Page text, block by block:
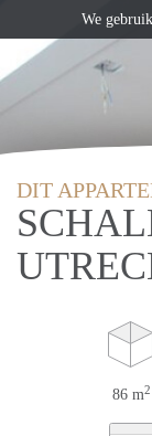
DIT
86 m2
We